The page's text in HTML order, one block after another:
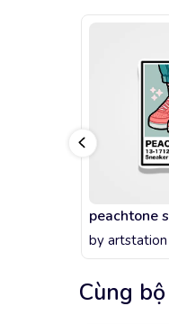
peachtone
by artstation
Cùng